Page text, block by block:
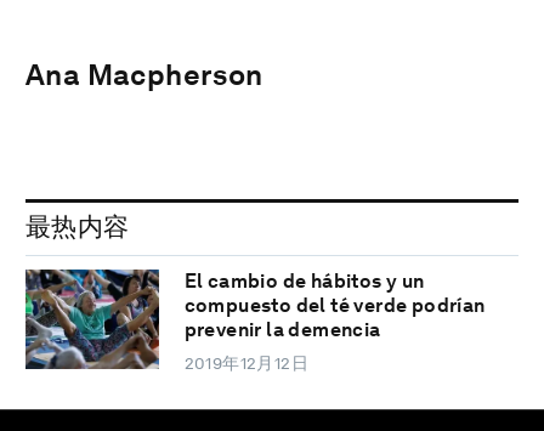
Ana Macpherson
最热内容
El cambio de hábitos y un
compuesto del té verde podrían
prevenir la demencia
2019年12月12日